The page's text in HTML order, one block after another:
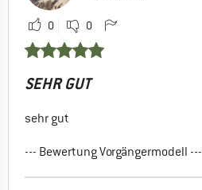
0 0
SEHR GUT
sehr gut
--- Bewertung Vorgängermodell ---